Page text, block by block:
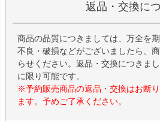
返品・交換に
商品の品質につきましては、万全を
不良・破損などがございましたら、
らせください。返品・交換につきま
に限り可能です。
※予約販売商品の返品・交換はお断
ます。予めご了承ください。